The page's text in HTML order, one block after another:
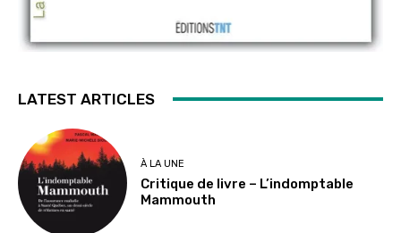
LATEST ARTICLES
À LA UNE
Critique de livre – L’indomptable
Mammouth